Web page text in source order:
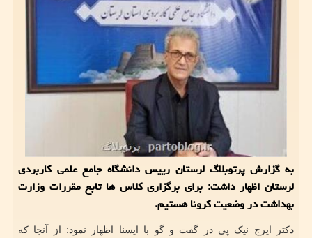
به گزارش پرتوبلاگ لرستان رییس دانشگاه جامع علمی کاربردی
لرستان اظهار داشت: برای برگزاری کلاس ها تابع مقررات وزارت
بهداشت در وضعیت کرونا هستیم.
دکتر ایرج نیک پی در گفت و گو با ایسنا اظهار نمود: از آنجا که